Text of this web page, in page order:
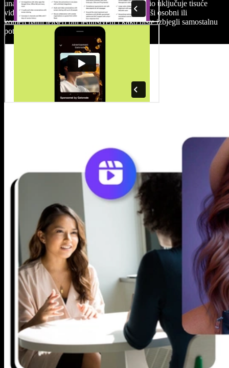
unaprijedili svoj teaser video. Speechify Studio uključuje tisuće
video isječaka, audio zapisa i slika kako bi vaši osobni ili
komercijalni teaseri bili jedinstveni i kako biste izbjegli samostalnu
potragu za materijalima.